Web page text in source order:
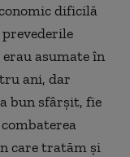
dificilă
asumate în
ani, dar
bun sfârşit, fie
care tratăm şi